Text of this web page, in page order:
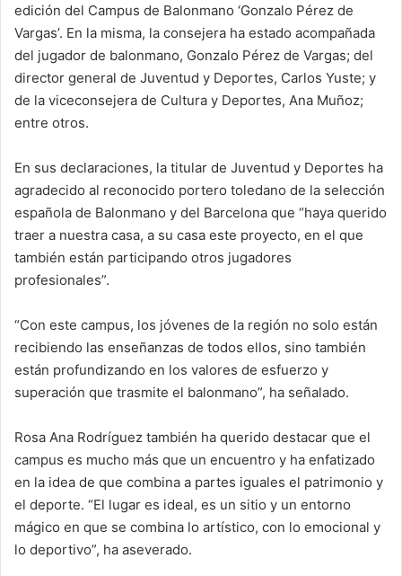
edición del Campus de Balonmano ‘Gonzalo Pérez de
Vargas’. En la misma, la consejera ha estado acompañada
del jugador de balonmano, Gonzalo Pérez de Vargas; del
director general de Juventud y Deportes, Carlos Yuste; y
de la viceconsejera de Cultura y Deportes, Ana Muñoz;
entre otros.
En sus declaraciones, la titular de Juventud y Deportes ha
agradecido al reconocido portero toledano de la selección
española de Balonmano y del Barcelona que “haya querido
traer a nuestra casa, a su casa este proyecto, en el que
también están participando otros jugadores
profesionales”.
“Con este campus, los jóvenes de la región no solo están
recibiendo las enseñanzas de todos ellos, sino también
están profundizando en los valores de esfuerzo y
superación que trasmite el balonmano”, ha señalado.
Rosa Ana Rodríguez también ha querido destacar que el
campus es mucho más que un encuentro y ha enfatizado
en la idea de que combina a partes iguales el patrimonio y
el deporte. “El lugar es ideal, es un sitio y un entorno
mágico en que se combina lo artístico, con lo emocional y
lo deportivo”, ha aseverado.